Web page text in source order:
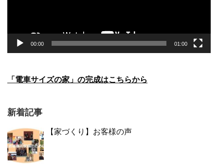
00:00 01:00
「電車サイズの家」の完成はこちらから
新着記事
【家づくり】お客様の声